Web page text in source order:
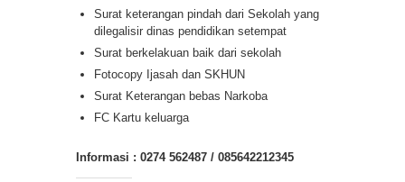
Surat keterangan pindah dari Sekolah yang
dilegalisir dinas pendidikan setempat
Surat berkelakuan baik dari sekolah
Fotocopy Ijasah dan SKHUN
Surat Keterangan bebas Narkoba
FC Kartu keluarga
Informasi : 0274 562487 / 085642212345